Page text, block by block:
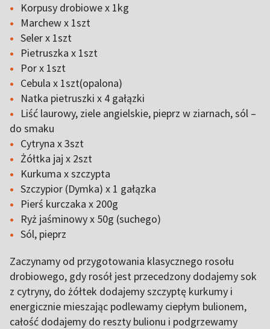
Korpusy drobiowe x 1kg
Marchew x 1szt
Seler x 1szt
Pietruszka x 1szt
Por x 1szt
Cebula x 1szt(opalona)
Natka pietruszki x 4 gałązki
Liść laurowy, ziele angielskie, pieprz w ziarnach, sól –
do smaku
Cytryna x 3szt
Żółtka jaj x 2szt
Kurkuma x szczypta
Szczypior (Dymka) x 1 gałązka
Pierś kurczaka x 200g
Ryż jaśminowy x 50g (suchego)
Sól, pieprz
Zaczynamy od przygotowania klasycznego rosołu
drobiowego, gdy rosół jest przecedzony dodajemy sok
z cytryny, do żółtek dodajemy szczyptę kurkumy i
energicznie mieszając podlewamy ciepłym bulionem,
całość dodajemy do reszty bulionu i podgrzewamy